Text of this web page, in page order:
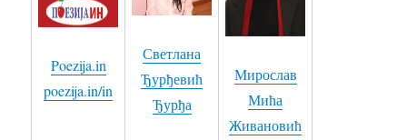
31. ТИ И ЈА - Раде Џинић
Poezija.in
poezija.in/in
Светлана
Ђурђевић
Ђурђа
Мирослав
Мића
Живановић